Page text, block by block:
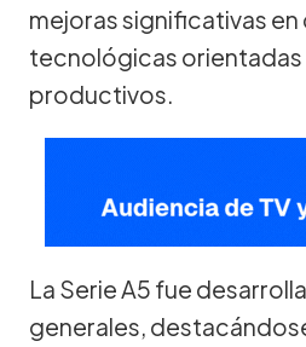
mejoras significativas
tecnológicas orientadas
productivos.
La Serie A5 fue
generales,